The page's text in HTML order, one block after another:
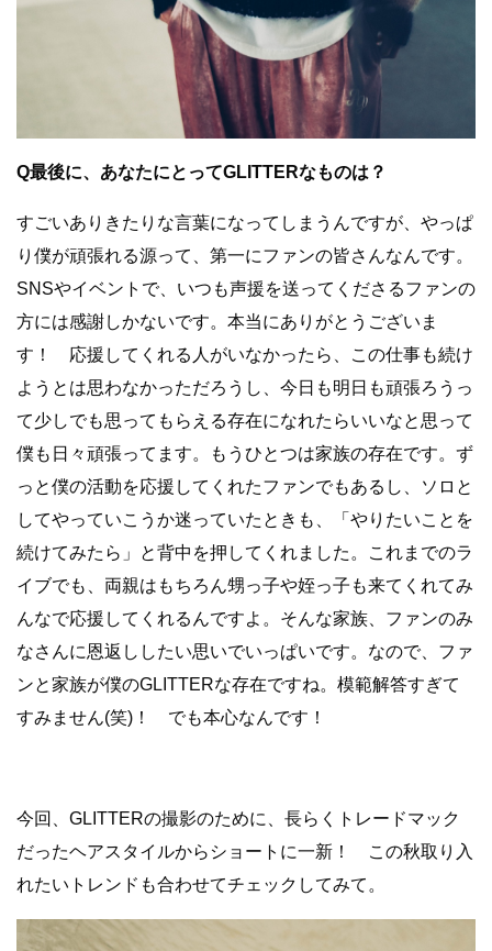
Q最後に、あなたにとってGLITTERなものは？
すごいありきたりな言葉になってしまうんですが、やっぱ
り僕が頑張れる源って、第一にファンの皆さんなんです。
SNSやイベントで、いつも声援を送ってくださるファンの
方には感謝しかないです。本当にありがとうございま
す！ 応援してくれる人がいなかったら、この仕事も続け
ようとは思わなかっただろうし、今日も明日も頑張ろうっ
て少しでも思ってもらえる存在になれたらいいなと思って
僕も日々頑張ってます。もうひとつは家族の存在です。ず
っと僕の活動を応援してくれたファンでもあるし、ソロと
してやっていこうか迷っていたときも、「やりたいことを
続けてみたら」と背中を押してくれました。これまでのラ
イブでも、両親はもちろん甥っ子や姪っ子も来てくれてみ
んなで応援してくれるんですよ。そんな家族、ファンのみ
なさんに恩返ししたい思いでいっぱいです。なので、ファ
ンと家族が僕のGLITTERな存在ですね。模範解答すぎて
すみません(笑)！ でも本心なんです！
今回、GLITTERの撮影のために、長らくトレードマック
だったヘアスタイルからショートに一新！ この秋取り入
れたいトレンドも合わせてチェックしてみて。